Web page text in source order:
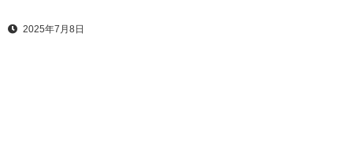
2025年7月8日